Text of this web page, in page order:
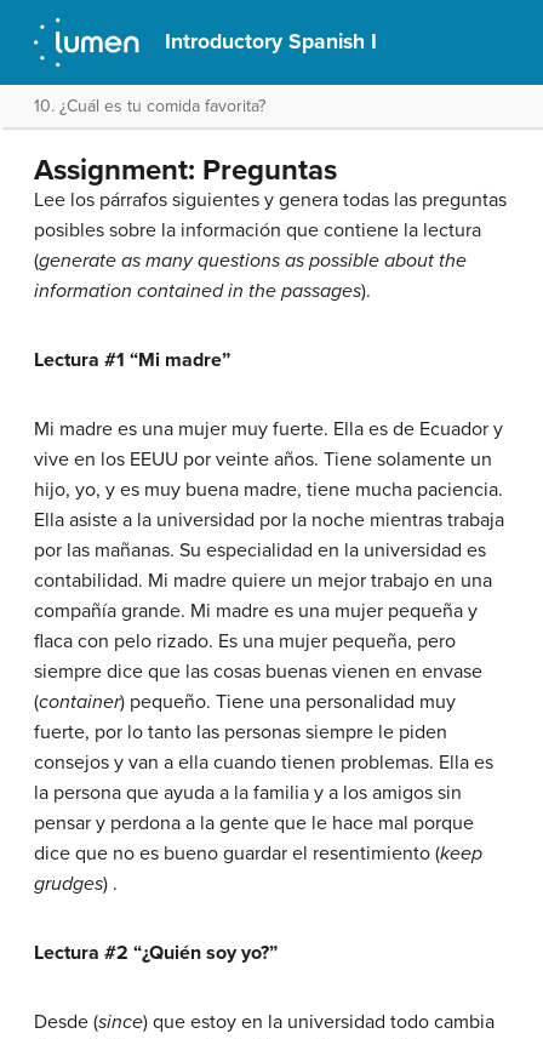
Introductory Spanish I
10. ¿Cuál es tu comida favorita?
Assignment: Preguntas
Lee los párrafos siguientes y genera todas las preguntas
posibles sobre la información que contiene la lectura
(generate as many questions as possible about the
information contained in the passages).
Lectura #1 “Mi madre”
Mi madre es una mujer muy fuerte. Ella es de Ecuador y
vive en los EEUU por veinte años. Tiene solamente un
hijo, yo, y es muy buena madre, tiene mucha paciencia.
Ella asiste a la universidad por la noche mientras trabaja
por las mañanas. Su especialidad en la universidad es
contabilidad. Mi madre quiere un mejor trabajo en una
compañía grande. Mi madre es una mujer pequeña y
flaca con pelo rizado. Es una mujer pequeña, pero
siempre dice que las cosas buenas vienen en envase
(container) pequeño. Tiene una personalidad muy
fuerte, por lo tanto las personas siempre le piden
consejos y van a ella cuando tienen problemas. Ella es
la persona que ayuda a la familia y a los amigos sin
pensar y perdona a la gente que le hace mal porque
dice que no es bueno guardar el resentimiento (keep
grudges) .
Lectura #2 “¿Quién soy yo?”
Desde (since) que estoy en la universidad todo cambia